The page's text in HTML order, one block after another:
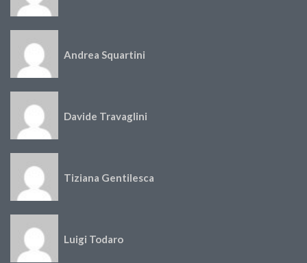
Andrea Squartini
Davide Travaglini
Tiziana Gentilesca
Luigi Todaro